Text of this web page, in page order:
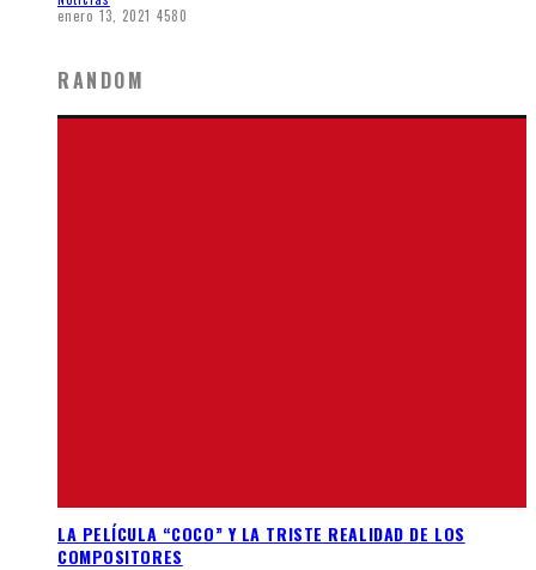
enero 13, 2021 4580
RANDOM
LA PELÍCULA “COCO” Y LA TRISTE REALIDAD DE LOS
COMPOSITORES